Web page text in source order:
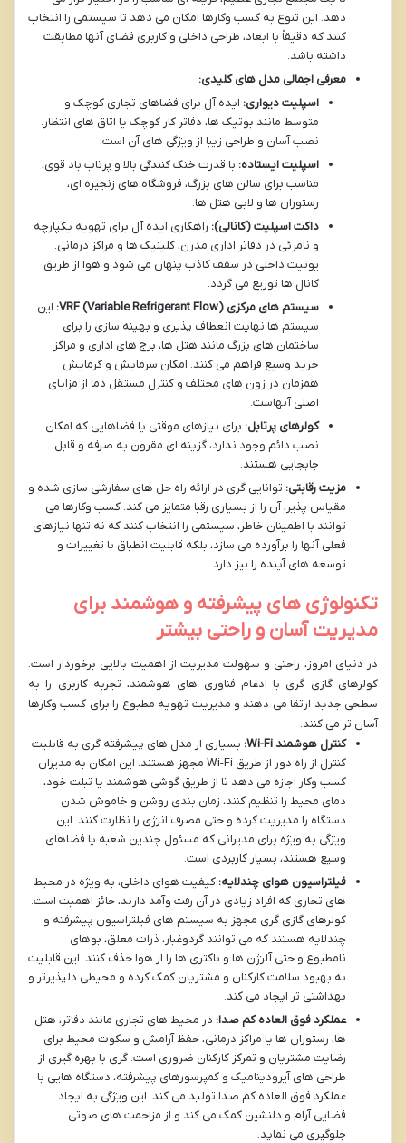
دهد. این تنوع به کسب وکارها امکان می دهد تا سیستمی را انتخاب
کنند که دقیقاً با ابعاد، طراحی داخلی و کاربری فضای آنها مطابقت
داشته باشد.
معرفی اجمالی مدل های کلیدی:
اسپلیت دیواری: ایده آل برای فضاهای تجاری کوچک و
متوسط مانند بوتیک ها، دفاتر کار کوچک یا اتاق های انتظار.
نصب آسان و طراحی زیبا از ویژگی های آن است.
اسپلیت ایستاده: با قدرت خنک کنندگی بالا و پرتاب باد قوی،
مناسب برای سالن های بزرگ، فروشگاه های زنجیره ای،
رستوران ها و لابی هتل ها.
داکت اسپلیت (کانالی): راهکاری ایده آل برای تهویه یکپارچه
و نامرئی در دفاتر اداری مدرن، کلینیک ها و مراکز درمانی.
یونیت داخلی در سقف کاذب پنهان می شود و هوا از طریق
کانال ها توزیع می گردد.
سیستم های مرکزی VRF (Variable Refrigerant Flow):
این
سیستم ها نهایت انعطاف پذیری و بهینه سازی را برای
ساختمان های بزرگ مانند هتل ها، برج های اداری و مراکز
خرید وسیع فراهم می کنند. امکان سرمایش و گرمایش
همزمان در زون های مختلف و کنترل مستقل دما از مزایای
اصلی آنهاست.
کولرهای پرتابل: برای نیازهای موقتی یا فضاهایی که امکان
نصب دائم وجود ندارد، گزینه ای مقرون به صرفه و قابل
جابجایی هستند.
مزیت رقابتی: توانایی گری در ارائه راه حل های سفارشی سازی شده و
مقیاس پذیر، آن را از بسیاری رقبا متمایز می کند. کسب وکارها می
توانند با اطمینان خاطر، سیستمی را انتخاب کنند که نه تنها نیازهای
فعلی آنها را برآورده می سازد، بلکه قابلیت انطباق با تغییرات و
توسعه های آینده را نیز دارد.
تکنولوژی های پیشرفته و هوشمند برای
مدیریت آسان و راحتی بیشتر
در دنیای امروز، راحتی و سهولت مدیریت از اهمیت بالایی برخوردار است.
کولرهای گازی گری با ادغام فناوری های هوشمند، تجربه کاربری را به
سطحی جدید ارتقا می دهند و مدیریت تهویه مطبوع را برای کسب وکارها
آسان تر می کنند.
کنترل هوشمند Wi-Fi:
بسیاری از مدل های پیشرفته گری به قابلیت
کنترل از راه دور از طریق Wi-Fi مجهز هستند. این امکان به مدیران
کسب وکار اجازه می دهد تا از طریق گوشی هوشمند یا تبلت خود،
دمای محیط را تنظیم کنند، زمان بندی روشن و خاموش شدن
دستگاه را مدیریت کرده و حتی مصرف انرژی را نظارت کنند. این
ویژگی به ویژه برای مدیرانی که مسئول چندین شعبه یا فضاهای
وسیع هستند، بسیار کاربردی است.
فیلتراسیون هوای چندلایه: کیفیت هوای داخلی، به ویژه در محیط
های تجاری که افراد زیادی در آن رفت وآمد دارند، حائز اهمیت است.
کولرهای گازی گری مجهز به سیستم های فیلتراسیون پیشرفته و
چندلایه هستند که می توانند گردوغبار، ذرات معلق، بوهای
نامطبوع و حتی آلرژن ها و باکتری ها را از هوا حذف کنند. این قابلیت
به بهبود سلامت کارکنان و مشتریان کمک کرده و محیطی دلپذیرتر و
بهداشتی تر ایجاد می کند.
عملکرد فوق العاده کم صدا: در محیط های تجاری مانند دفاتر، هتل
ها، رستوران ها یا مراکز درمانی، حفظ آرامش و سکوت محیط برای
رضایت مشتریان و تمرکز کارکنان ضروری است. گری با بهره گیری از
طراحی های آیرودینامیک و کمپرسورهای پیشرفته، دستگاه هایی با
عملکرد فوق العاده کم صدا تولید می کند. این ویژگی به ایجاد
فضایی آرام و دلنشین کمک می کند و از مزاحمت های صوتی
جلوگیری می نماید.